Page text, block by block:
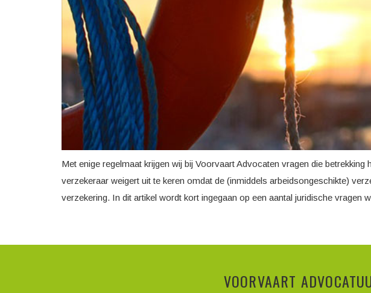
Met enige regelmaat krijgen wij bij Voorvaart Advocaten vragen die
verzekeraar weigert uit te keren omdat de (inmiddels arbeidsongeschikte)
verzekering. In dit artikel wordt kort ingegaan op een aantal juridische vragen
VOORVAART